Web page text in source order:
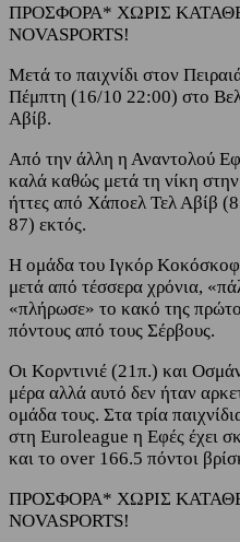
ΠΡΟΣΦΟΡΑ* ΧΩΡΙΣ
NOVASPORTS!
Μετά το παιχνίδι στον
Πέμπτη (16/10 22:00) στο
Αβίβ.
Από την άλλη η Αναντολού
καλά καθώς μετά τη νίκη
ήττες από Χάποελ Τελ Αβίβ
87) εκτός.
Η ομάδα του Ιγκόρ
μετά από τέσσερα χρόνια,
«πλήρωσε» το κακό της
πόντους από τους Σέρβους.
Οι Κορντινιέ (21π.) και
μέρα αλλά αυτό δεν ήταν
ομάδα τους. Στα τρία
στη Euroleague η Εφές έχει
και το over 166.5 πόντοι
ΠΡΟΣΦΟΡΑ* ΧΩΡΙΣ
NOVASPORTS!